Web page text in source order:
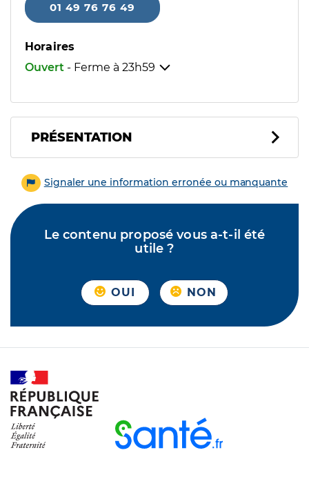
01 49 76 76 49
Horaires
Ouvert - Ferme à 23h59
PRÉSENTATION
Signaler une information erronée ou manquante
Le contenu proposé vous a-t-il été
utile ?
OUI NON